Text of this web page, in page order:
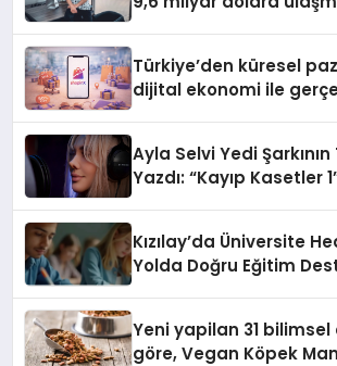
Türkiye’den küresel
dijital ekonomi ile
Ayla Selvi Yedi Şarkının
Yazdı: “Kayıp Kasetler
Kızılay’da Üniversite
Yolda Doğru Eğitim
Yeni yapilan 31
göre, Vegan Köpek